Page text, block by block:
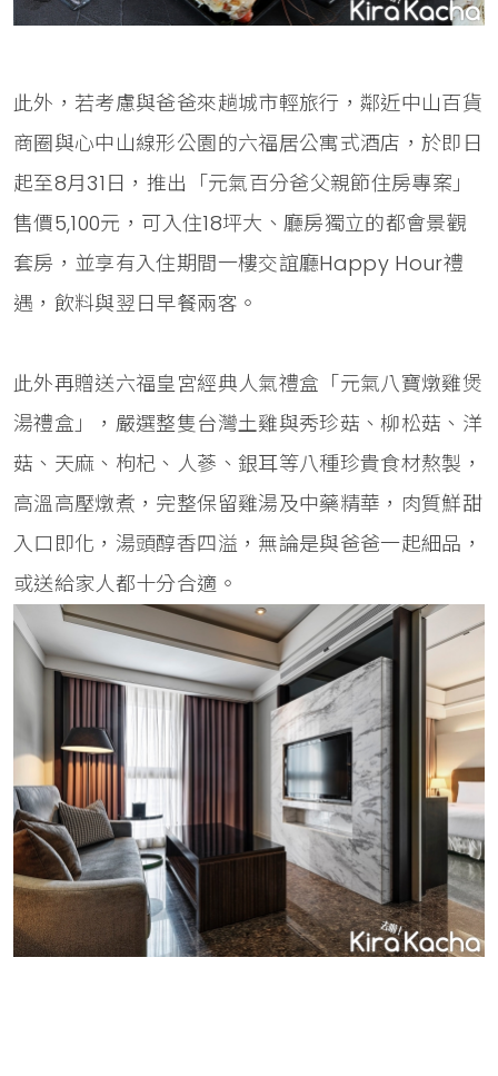
此外，若考慮與爸爸來趟城市輕旅行，鄰近中山百貨
商圈與心中山線形公園的六福居公寓式酒店，於即日
起至8月31日，推出「元氣百分爸父親節住房專案」
售價5,100元，可入住18坪大、廳房獨立的都會景觀
套房，並享有入住期間一樓交誼廳Happy Hour禮
遇，飲料與翌日早餐兩客。
此外再贈送六福皇宮經典人氣禮盒「元氣八寶燉雞煲
湯禮盒」，嚴選整隻台灣土雞與秀珍菇、柳松菇、洋
菇、天麻、枸杞、人蔘、銀耳等八種珍貴食材熬製，
高溫高壓燉煮，完整保留雞湯及中藥精華，肉質鮮甜
入口即化，湯頭醇香四溢，無論是與爸爸一起細品，
或送給家人都十分合適。